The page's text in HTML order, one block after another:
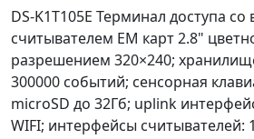
DS-K1T105E Терминал доступа
считывателем EM карт 2.8"
разрешением 320×240;
300000 событий; сенсорная
microSD до 32Гб; uplink
WIFI; интерфейсы считывателей: